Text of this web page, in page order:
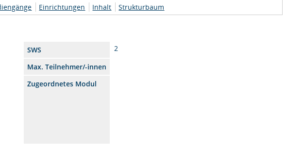
Einrichtungen Inhalt Strukturbaum
SWS
2
Max. Teilnehmer/-innen
Zugeordnetes Modul